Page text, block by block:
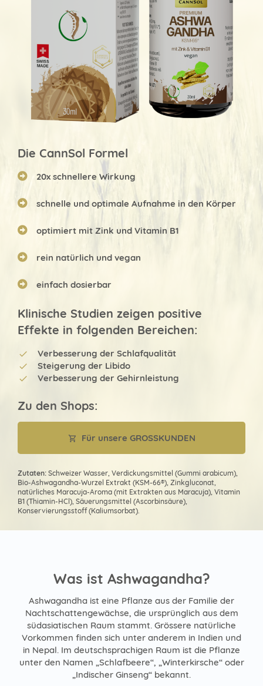
Die CannSol Formel
20x schnellere Wirkung
schnelle und optimale Aufnahme in den Körper
optimiert mit Zink und Vitamin B1
rein natürlich und vegan
einfach dosierbar
Klinische Studien zeigen positive
Effekte in folgenden Bereichen:
Verbesserung der Schlafqualität
Steigerung der Libido
Verbesserung der Gehirnleistung
Zu den Shops:
Für unsere GROSSKUNDEN
Zutaten: Schweizer Wasser, Verdickungsmittel (Gummi arabicum),
Bio-Ashwagandha-Wurzel Extrakt (KSM-66®), Zinkgluconat,
natürliches Maracuja-Aroma (mit Extrakten aus Maracuja), Vitamin
B1 (Thiamin-HCl), Säuerungsmittel (Ascorbinsäure),
Konservierungsstoff (Kaliumsorbat).
Was ist Ashwagandha?
Ashwagandha ist eine Pflanze aus der Familie der
Nachtschattengewächse, die ursprünglich aus dem
südasiatischen Raum stammt. Grössere natürliche
Vorkommen finden sich unter anderem in Indien und
in Nepal. Im deutschsprachigen Raum ist die Pflanze
unter den Namen „Schlafbeere“, „Winterkirsche“ oder
„Indischer Ginseng“ bekannt.